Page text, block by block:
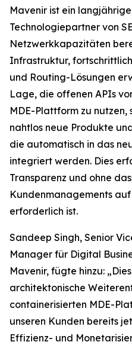
Mavenir ist ein
Technologiepartner von
Netzwerkkapazitäten
Infrastruktur,
und Routing-Lösungen
Lage, die offenen APIs
MDE-Plattform zu
nahtlos neue Produkte
die automatisch in das
integriert werden. Dies
Transparenz und ohne
Kundenmanagements
erforderlich ist.
Sandeep Singh, Senior
Manager für Digital
Mavenir, fügte hinzu:
architektonische
containerisierten MDE-
unseren Kunden bereits
Effizienz- und